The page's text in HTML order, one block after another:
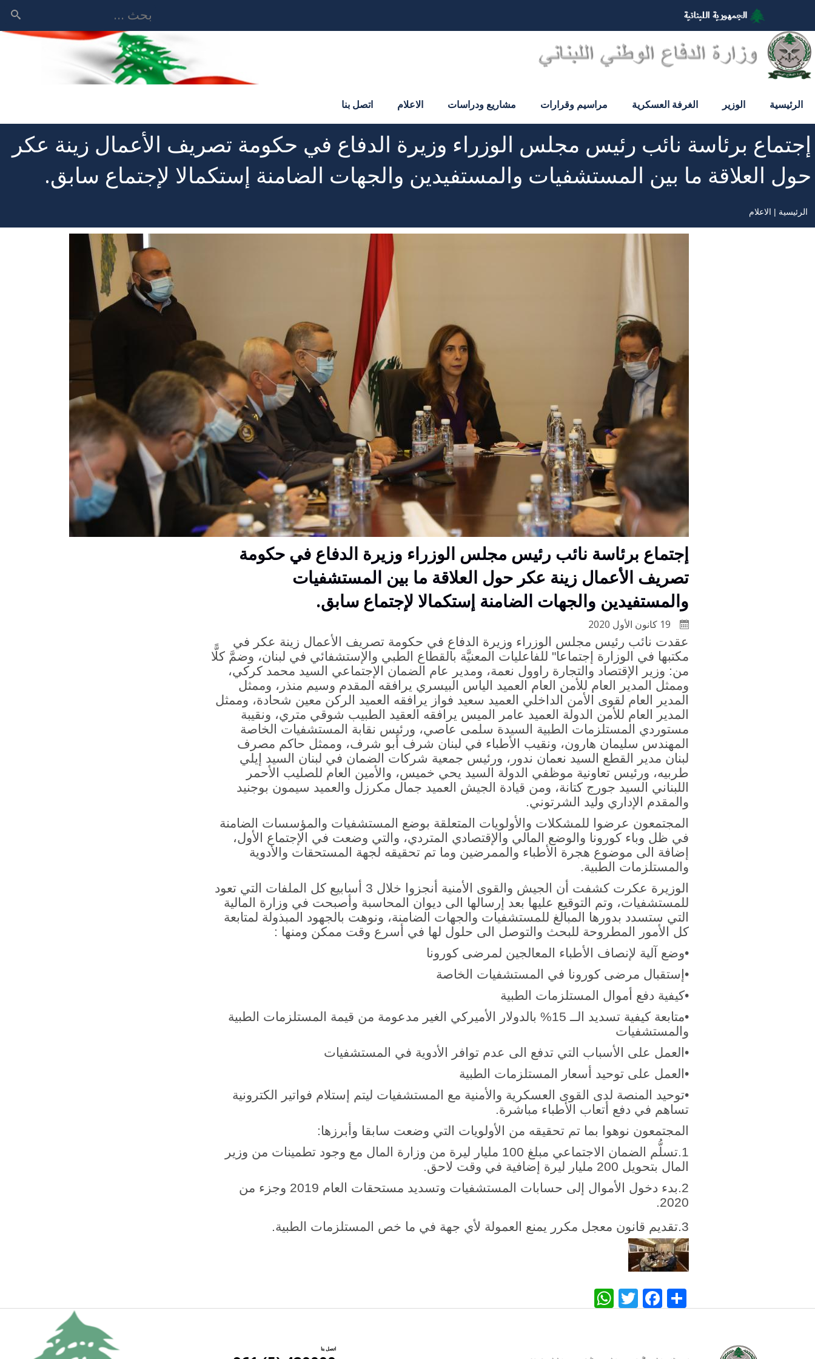
المحتوى
الرئيسي
الرئيسية الوزير الغرفة العسكرية مراسيم وقرارات مشاريع ودراسات الاعلام اتصل بنا
إجتماع برئاسة نائب رئيس مجلس الوزراء وزيرة الدفاع في حكومة تصريف الأعمال زينة عكر
حول العلاقة ما بين المستشفيات والمستفيدين والجهات الضامنة إستكمالا لإجتماع سابق.
مسار
الرئيسية الاعلام
إجتماع برئاسة نائب رئيس مجلس الوزراء وزيرة الدفاع في حكومة
تصريف الأعمال زينة عكر حول العلاقة ما بين المستشفيات
والمستفيدين والجهات الضامنة إستكمالا لإجتماع سابق.
عقدت نائب رئيس مجلس الوزراء وزيرة الدفاع في حكومة تصريف الأعمال زينة عكر في
مكتبها في الوزارة إجتماعا" للفاعليات المعنيَّة بالقطاع الطبي والإستشفائي في لبنان، وضمَّ كلًّا
من: وزير الإقتصاد والتجارة راوول نعمة، ومدير عام الضمان الإجتماعي السيد محمد كركي،
وممثل المدير العام للأمن العام العميد الياس البيسري يرافقه المقدم وسيم منذر، وممثل
المدير العام لقوى الأمن الداخلي العميد سعيد فواز يرافقه العميد الركن معين شحادة، وممثل
المدير العام للأمن الدولة العميد عامر الميس يرافقه العقيد الطبيب شوقي متري، ونقيبة
مستوردي المستلزمات الطبية السيدة سلمى عاصي، ورئيس نقابة المستشفيات الخاصة
المهندس سليمان هارون، ونقيب الأطباء في لبنان شرف أبو شرف، وممثل حاكم مصرف
لبنان مدير القطع السيد نعمان ندور، ورئيس جمعية شركات الضمان في لبنان السيد إيلي
طربيه، ورئيس تعاونية موظفي الدولة السيد يحي خميس، والأمين العام للصليب الأحمر
اللبناني السيد جورج كتانة، ومن قيادة الجيش العميد جمال مكرزل والعميد سيمون بوجنيد
والمقدم الإداري وليد الشرتوني.
المجتمعون عرضوا للمشكلات والأولويات المتعلقة بوضع المستشفيات والمؤسسات الضامنة
في ظل وباء كورونا والوضع المالي والإقتصادي المتردي، والتي وضعت في الإجتماع الأول،
إضافة الى موضوع هجرة الأطباء والممرضين وما تم تحقيقه لجهة المستحقات والأدوية
والمستلزمات الطبية.
الوزيرة عكرت كشفت أن الجيش والقوى الأمنية أنجزوا خلال 3 أسابيع كل الملفات التي تعود
للمستشفيات، وتم التوقيع عليها بعد إرسالها الى ديوان المحاسبة وأصبحت في وزارة المالية
التي ستسدد بدورها المبالغ للمستشفيات والجهات الضامنة، ونوهت بالجهود المبذولة لمتابعة
كل الأمور المطروحة للبحث والتوصل الى حلول لها في أسرع وقت ممكن ومنها :
•وضع آلية لإنصاف الأطباء المعالجين لمرضى كورونا
•إستقبال مرضى كورونا في المستشفيات الخاصة
•كيفية دفع أموال المستلزمات الطبية
•متابعة كيفية تسديد الــ 15% بالدولار الأميركي الغير مدعومة من قيمة المستلزمات الطبية
والمستشفيات
•العمل على الأسباب التي تدفع الى عدم توافر الأدوية في المستشفيات
•العمل على توحيد أسعار المستلزمات الطبية
•توحيد المنصة لدى القوى العسكرية والأمنية مع المستشفيات ليتم إستلام فواتير الكترونية
تساهم في دفع أتعاب الأطباء مباشرة.
المجتمعون نوهوا بما تم تحقيقه من الأولويات التي وضعت سابقا وأبرزها:
1.تسلُّم الضمان الاجتماعي مبلغ 100 مليار ليرة من وزارة المال مع وجود تطمينات من وزير
المال بتحويل 200 مليار ليرة إضافية في وقت لاحق.
2.بدء دخول الأموال إلى حسابات المستشفيات وتسديد مستحقات العام 2019 وجزء من
2020.
3.تقديم قانون معجل مكرر يمنع العمولة لأي جهة في ما خص المستلزمات الطبية.
Share
Facebook
Twitter
اتصل بنا